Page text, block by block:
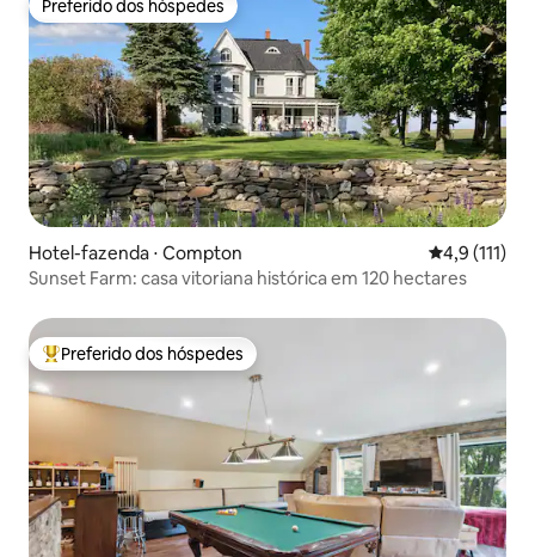
Preferido dos hóspedes
Preferido dos hóspedes
Hotel-fazenda ⋅ Compton 4,9 de uma
4,9 (111)
Sunset Farm: casa vitoriana histórica em 120 hectares
Entre os melhores preferidos dos hóspedes
Preferido dos hóspedes